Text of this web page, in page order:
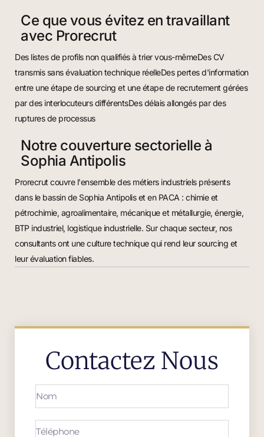
Ce que vous évitez en travaillant
avec Prorecrut
Des listes de profils non qualifiés à trier vous-mêmeDes CV
transmis sans évaluation technique réelleDes pertes d'information
entre une étape de sourcing et une étape de recrutement gérées
par des interlocuteurs différentsDes délais allongés par des
ruptures de processus
Notre couverture sectorielle à
Sophia Antipolis
Prorecrut couvre l'ensemble des métiers industriels présents
dans le bassin de Sophia Antipolis et en PACA : chimie et
pétrochimie, agroalimentaire, mécanique et métallurgie, énergie,
BTP industriel, logistique industrielle. Sur chaque secteur, nos
consultants ont une culture technique qui rend leur sourcing et
leur évaluation fiables.
Contactez Nous